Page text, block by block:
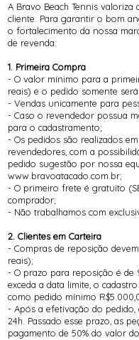
A Bravo Beach Tennis
cliente. Para garantir o bom
o fortalecimento da nossa
de revenda:
1. Primeira Compra
- O valor mínimo para a
reais) e o pedido somente
- Vendas unicamente para
- Caso o revendedor possua
para o cadastramento;
- Os pedidos são realizados
revendedores, com a
pedido sugestão por nossa
www.bravoatacado.com.br;
- O primeiro frete é gratuito
comprador;
- Não trabalhamos com
2. Clientes em Carteira
- Compras de reposição
reais);
- O prazo para reposição é de
exceda a data limite, o
como pedido mínimo
- Após a efetivação do
24h. Passado esse prazo, as
pagamento de 50% do valor